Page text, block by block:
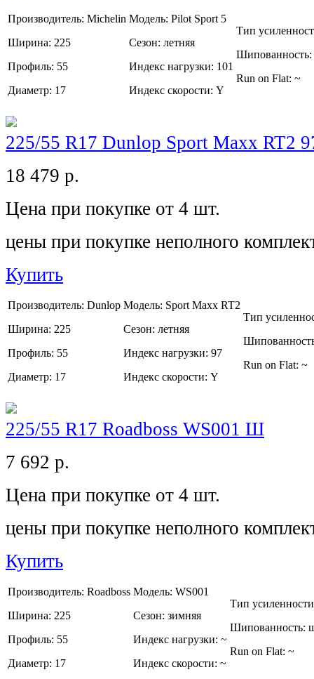
Производитель: Michelin
Ширина: 225
Профиль: 55
Диаметр: 17
Модель: Pilot Sport 5
Сезон: летняя
Индекс нагрузки: 101
Индекс скорости: Y
Тип
Шипованность:
Run on Flat: ~
225/55 R17 Dunlop Sport Maxx RT2
18 479 р.
Цена при покупке от 4 шт.
цены при покупке неполного
Купить
Производитель: Dunlop
Ширина: 225
Профиль: 55
Диаметр: 17
Модель: Sport Maxx RT2
Сезон: летняя
Индекс нагрузки: 97
Индекс скорости: Y
Тип
Run on Flat: ~
225/55 R17 Roadboss WS001 Ш
7 692 р.
Цена при покупке от 4 шт.
цены при покупке неполного
Купить
Производитель: Roadboss
Ширина: 225
Профиль: 55
Диаметр: 17
Модель: WS001
Сезон: зимняя
Индекс нагрузки: ~
Индекс скорости: ~
Тип
Шипованность:
Run on Flat: ~